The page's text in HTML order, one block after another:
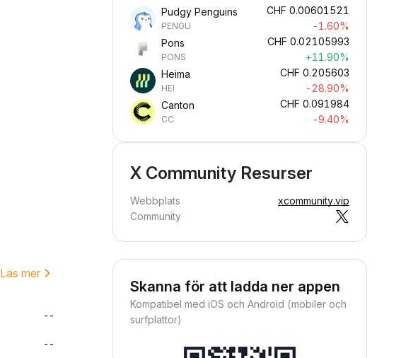
Läs mer
--
--
Pudgy Penguins
PENGU
CHF 0.00601521
-1.60%
Pons
PONS
CHF 0.02105993
+11.90%
Heima
HEI
CHF 0.205603
-28.90%
Canton
CC
CHF 0.091984
-9.40%
X Community Resurser
Webbplats
xcommunity.vip
Community
Skanna för att ladda ner appen
Kompatibel med iOS och Android (mobiler och
surfplattor)